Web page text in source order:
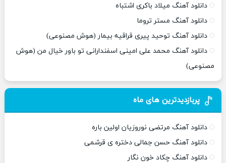
دانلود آهنگ میلاد باکری اشتباه
دانلود آهنگ مستر تروما
دانلود آهنگ توحید پیری قراقیه بیمار (هوش مصنوعی)
دانلود آهنگ محمد علی امینی اسفندارانی تو باور خیال من (هوش
مصنوعی)
پربازدیدترین های ماه
دانلود آهنگ مرتضی نوروزیان اولین باره
دانلود آهنگ حسن جمالی دختره ی قرشمی
دانلود آهنگ چکاد خون نگار